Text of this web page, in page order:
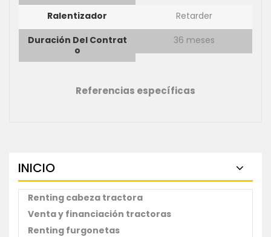
Ralentizador
Retarder
Duración Del Contrat
O
36 meses
Referencias específicas
INICIO
Renting cabeza tractora
Venta y financiación tractoras
Renting furgonetas